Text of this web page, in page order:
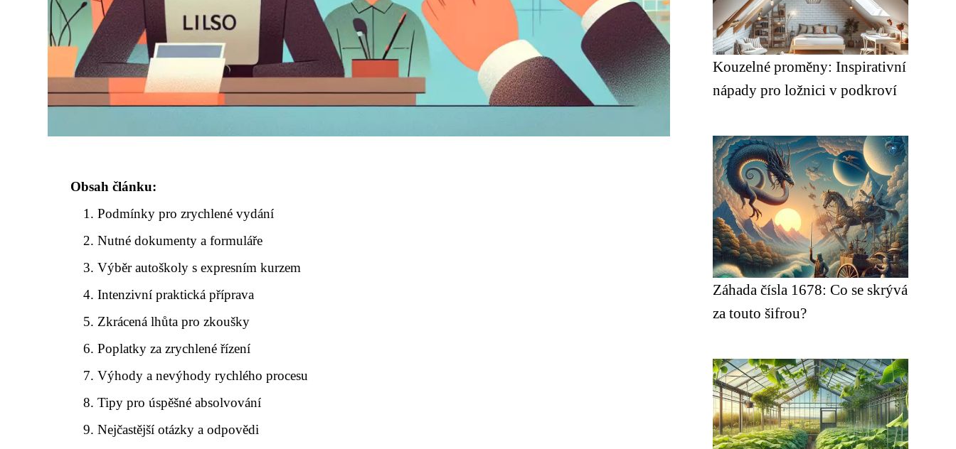
Obsah článku:
Podmínky pro zrychlené vydání
Nutné dokumenty a formuláře
Výběr autoškoly s expresním kurzem
Intenzivní praktická příprava
Zkrácená lhůta pro zkoušky
Poplatky za zrychlené řízení
Výhody a nevýhody rychlého procesu
Tipy pro úspěšné absolvování
Nejčastější otázky a odpovědi
Kouzelné proměny: Inspirativní
nápady pro ložnici v podkroví
Záhada čísla 1678: Co se skrývá
za touto šifrou?